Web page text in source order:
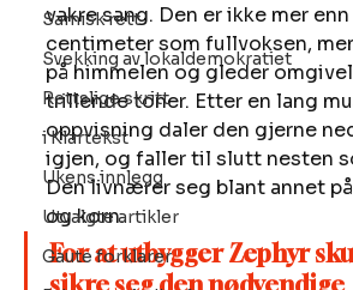
Samisk rett
Svekking av lokaldemokratiet
Rettslige skritt
i Klartekst
Ukens innlegg
Utvalgte artikler
Gaute forklarer
vakre sang. Den er ikke mer enn
centimeter som fullvoksen,
på himmelen og gleder
trillende toner. Etter en lang
oppvisning daler den gjerne
igjen, og faller til slutt nesten
Den livnærer seg blant annet
og korn.
For at utbygger Zephyr